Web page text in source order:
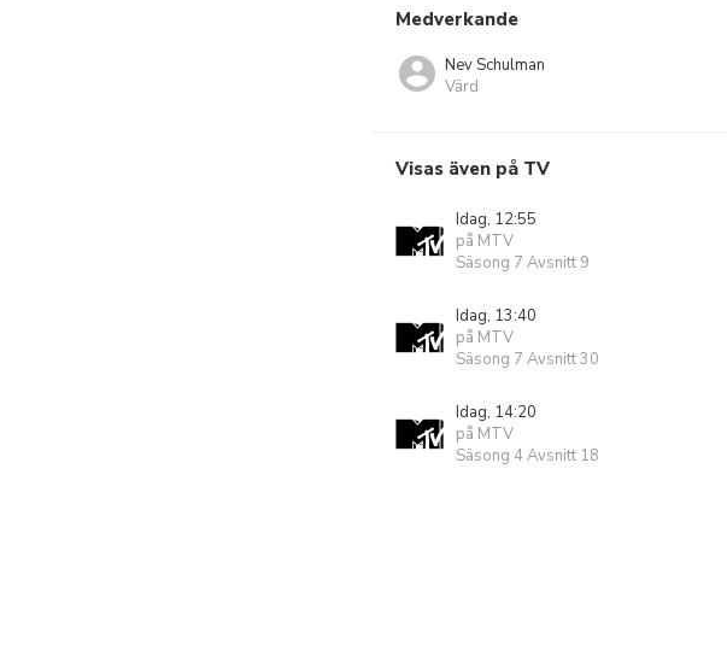
Medverkande
Nev Schulman
Värd
Visas även på TV
Idag, 12:55
på MTV
Säsong 7 Avsnitt 9
Idag, 13:40
på MTV
Säsong 7 Avsnitt 30
Idag, 14:20
på MTV
Säsong 4 Avsnitt 18